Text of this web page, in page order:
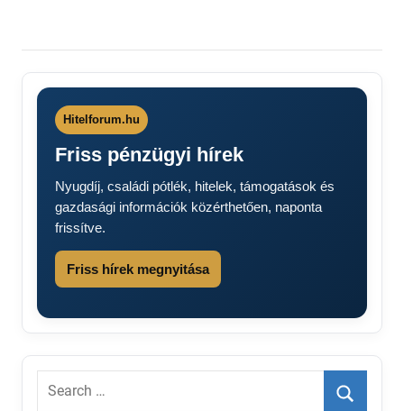
Hitelforum.hu
Friss pénzügyi hírek
Nyugdíj, családi pótlék, hitelek, támogatások és
gazdasági információk közérthetően, naponta
frissítve.
Friss hírek megnyitása
Search
for: